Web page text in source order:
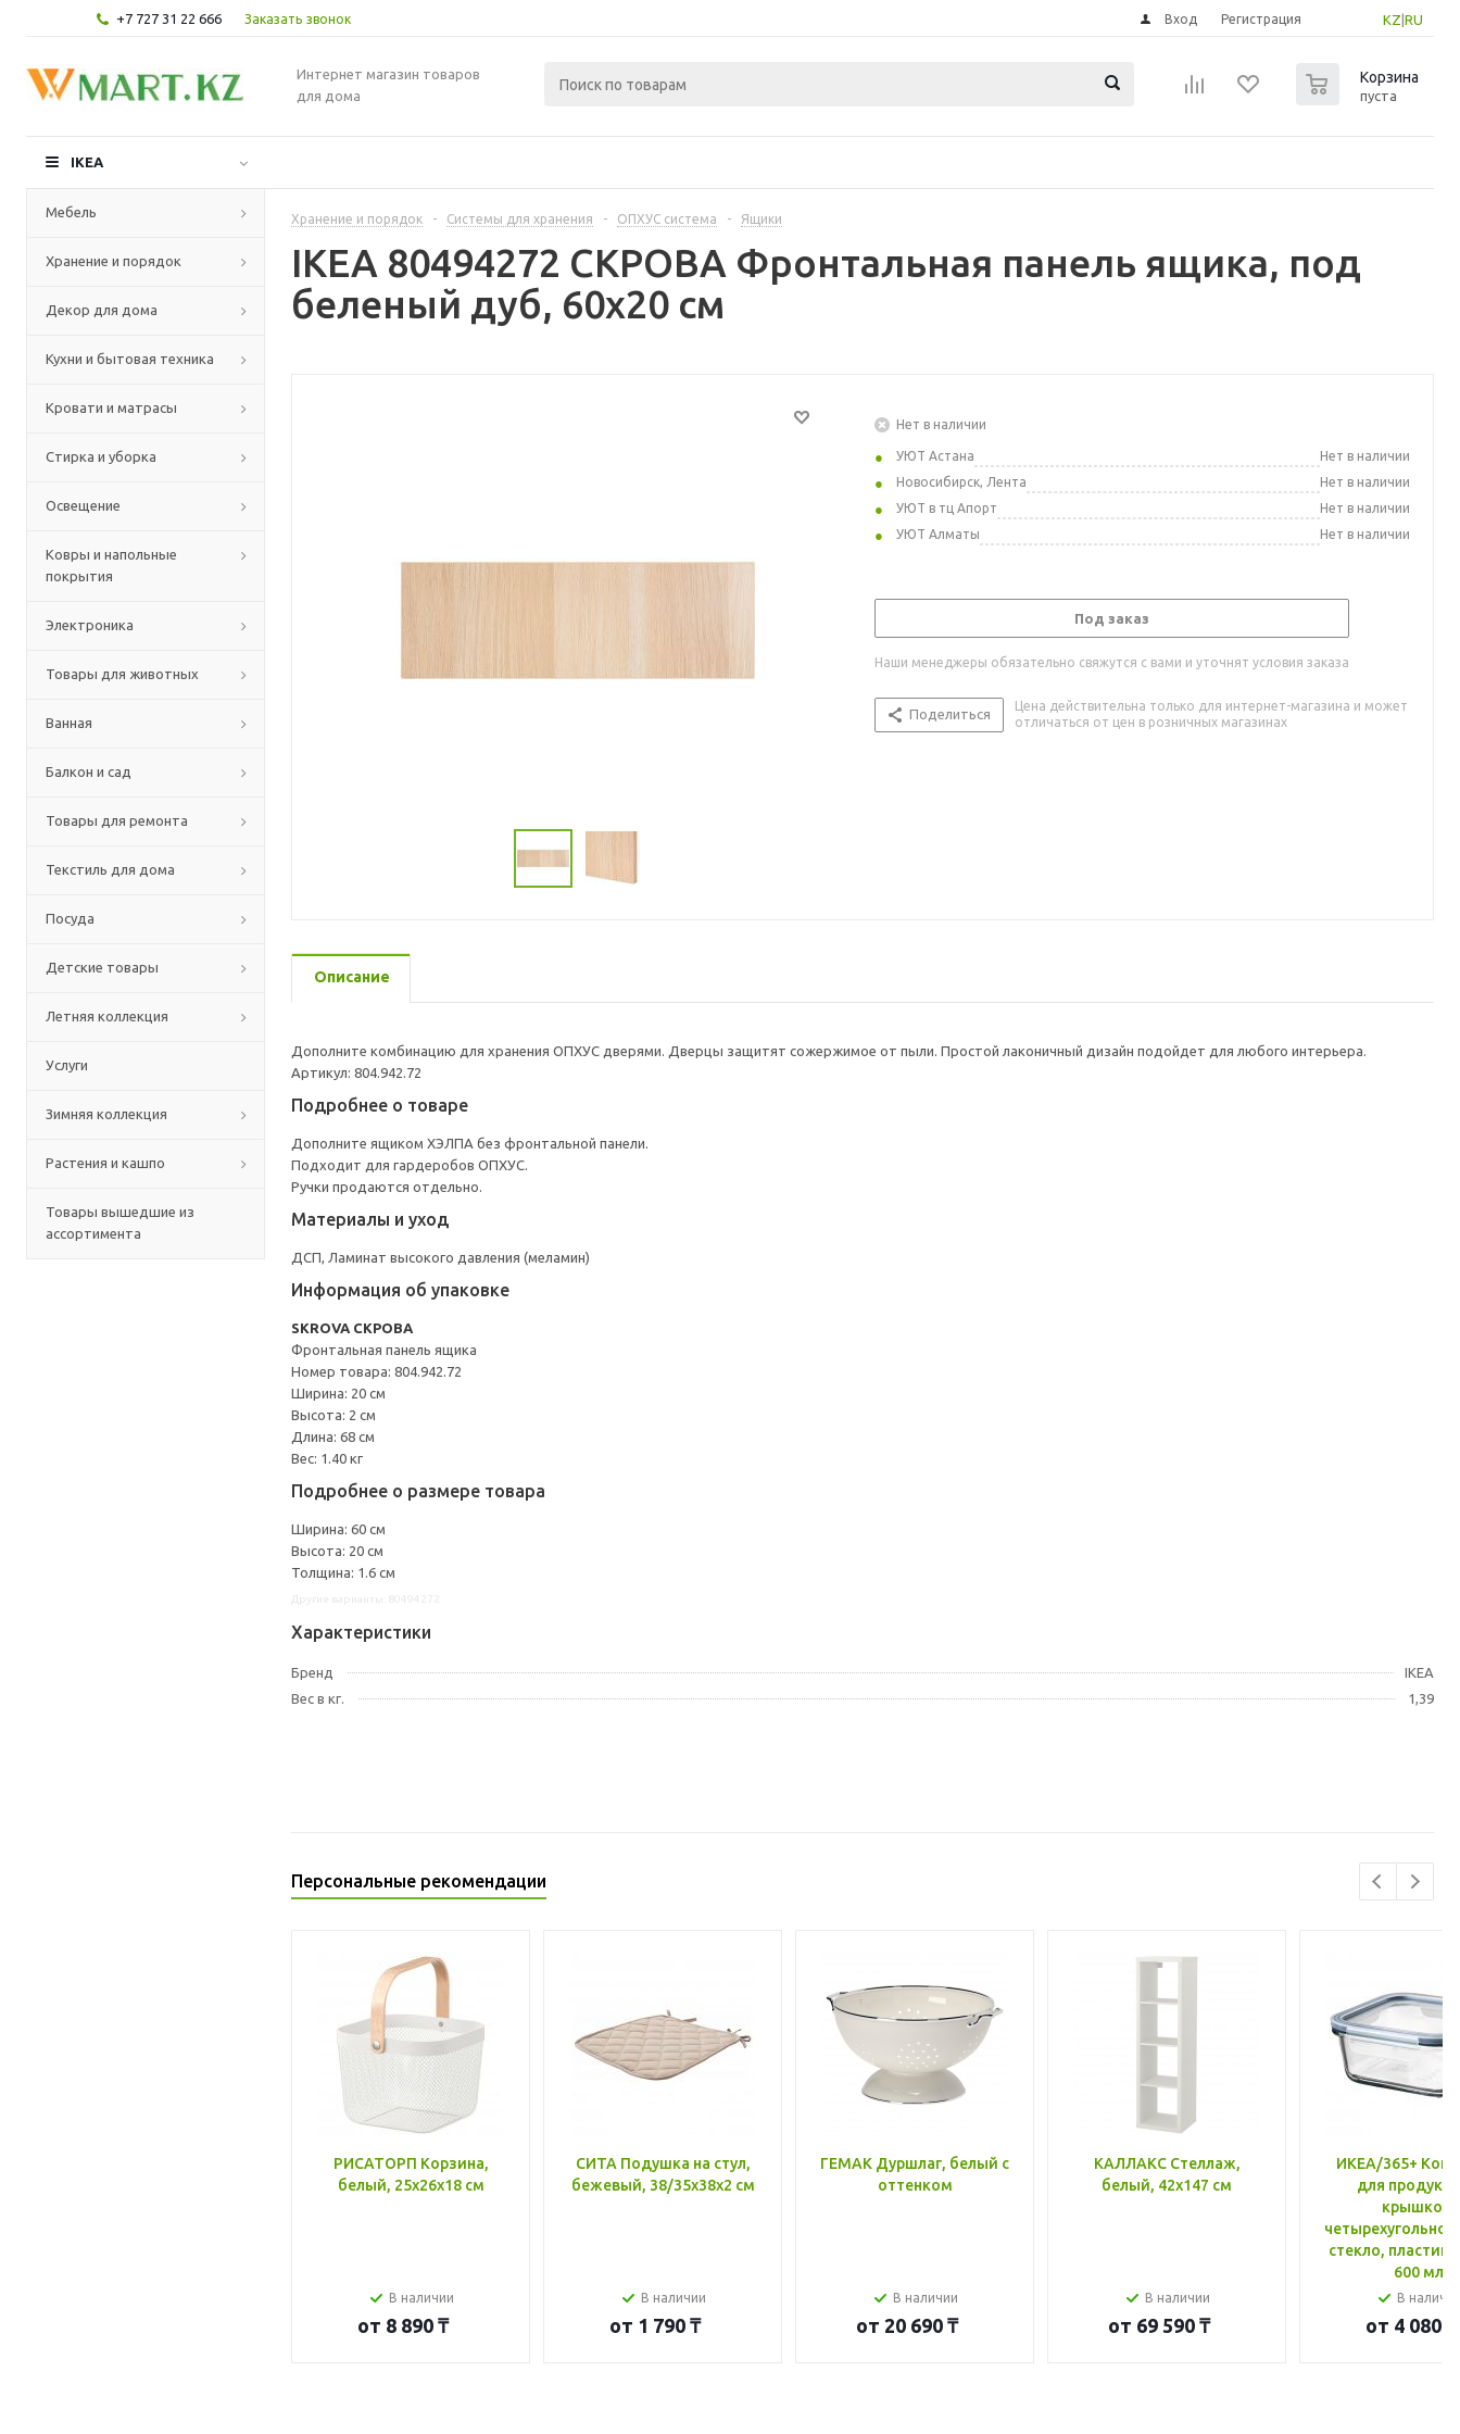
+7 727 31 22 666 Заказать звонок KZ RU
Вход Регистрация
Интернет магазин товаров
для дома
Корзина
пуста
IKEA
Мебель
Хранение и порядок
Декор для дома
Кухни и бытовая техника
Кровати и матрасы
Стирка и уборка
Освещение
Ковры и напольные
покрытия
Электроника
Товары для животных
Ванная
Балкон и сад
Товары для ремонта
Текстиль для дома
Посуда
Детские товары
Летняя коллекция
Услуги
Зимняя коллекция
Растения и кашпо
Товары вышедшие из
ассортимента
Хранение и порядок - Системы для хранения - ОПХУС система - Ящики
IKEA 80494272 СКРОВА Фронтальная панель ящика, под
беленый дуб, 60x20 см
Нет в наличии
УЮТ Астана
Нет в наличии
Новосибирск, Лента
Нет в наличии
УЮТ в тц Апорт
Нет в наличии
УЮТ Алматы
Нет в наличии
Под заказ
Наши менеджеры обязательно свяжутся с вами и уточнят условия заказа
Поделиться
Цена действительна только для интернет-магазина и может
отличаться от цен в розничных магазинах
Описание
Дополните комбинацию для хранения ОПХУС дверями. Дверцы защитят сожержимое от пыли. Простой лаконичный дизайн подойдет для любого интерьера.
Артикул: 804.942.72
Подробнее о товаре
Дополните ящиком ХЭЛПА без фронтальной панели.
Подходит для гардеробов ОПХУС.
Ручки продаются отдельно.
Материалы и уход
ДСП, Ламинат высокого давления (меламин)
Информация об упаковке
SKROVA СКРОВА
Фронтальная панель ящика
Номер товара: 804.942.72
Ширина: 20 см
Высота: 2 см
Длина: 68 см
Вес: 1.40 кг
Подробнее о размере товара
Ширина: 60 см
Высота: 20 см
Толщина: 1.6 см
Характеристики
Бренд
IKEA
Вес в кг.
1,39
Персональные рекомендации
РИСАТОРП Корзина,
белый, 25x26x18 см
В наличии
от 8 890 ₸
СИТА Подушка на стул,
бежевый, 38/35x38x2 см
В наличии
от 1 790 ₸
ГЕМАК Дуршлаг, белый с
оттенком
В наличии
от 20 690 ₸
КАЛЛАКС Стеллаж,
белый, 42x147 см
В наличии
от 69 590 ₸
ИКЕА/365+
для
крышкой,
стекло, пластик
600 мл
В
от 4 080 ₸